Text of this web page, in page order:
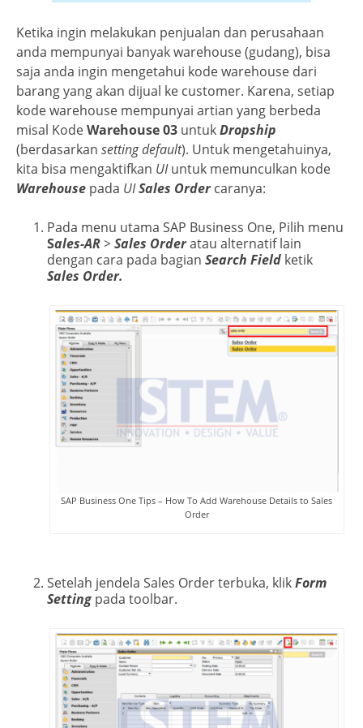
Ketika ingin melakukan penjualan dan perusahaan
anda mempunyai banyak warehouse (gudang), bisa
saja anda ingin mengetahui kode warehouse dari
barang yang akan dijual ke customer. Karena, setiap
kode warehouse mempunyai artian yang berbeda
misal KodeWarehouse 03 untukDropship
(berdasarkan setting default). Untuk mengetahuinya,
kita bisa mengaktifkan UIuntuk memunculkan kode
Warehouse pada UISales Ordercaranya:
Pada menu utama SAP Business One, Pilih menu
Sales-AR> Sales Order atau alternatif lain
dengan cara pada bagian Search Field ketik
Sales Order.
SAP Business One Tips – How To Add Warehouse Details to Sales
Order
Setelah jendela Sales Order terbuka, klikForm
Settingpada toolbar.